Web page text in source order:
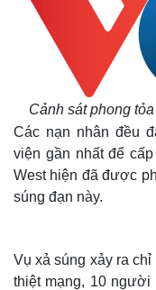
Cảnh sát phong
Các nạn nhân đều
viện gần nhất để
West hiện đã được
súng đạn này.
Vụ xả súng xảy ra
thiệt mạng, 10